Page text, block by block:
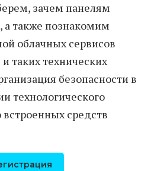
зачем панелям
также познакомим
облачных сервисов
таких технических
безопасности в
технологического
средств